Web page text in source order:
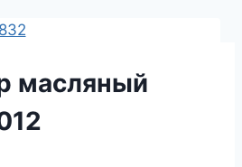
масляный